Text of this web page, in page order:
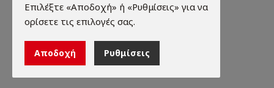
Τρόποι αποστολής
Όροι χρήσης
Επιλέξτε «Αποδοχή» ή «Ρυθμίσεις» για να
ορίσετε τις επιλογές σας.
Αποδοχή Ρυθμίσεις